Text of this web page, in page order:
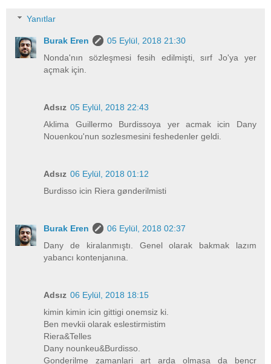
Yanıtlar
Burak Eren
05 Eylül, 2018 21:30
Nonda'nın sözleşmesi fesih edilmişti, sırf Jo'ya yer
açmak için.
Adsız 05 Eylül, 2018 22:43
Aklima Guillermo Burdissoya yer acmak icin Dany
Nouenkou'nun sozlesmesini feshedenler geldi.
Adsız 06 Eylül, 2018 01:12
Burdisso icin Riera gønderilmisti
Burak Eren
06 Eylül, 2018 02:37
Dany de kiralanmıştı. Genel olarak bakmak lazım
yabancı kontenjanına.
Adsız 06 Eylül, 2018 18:15
kimin kimin icin gittigi onemsiz ki.
Ben mevkii olarak eslestirmistim
Riera&Telles
Dany nounkeu&Burdisso.
Gonderilme zamanlari art arda olmasa da bencr